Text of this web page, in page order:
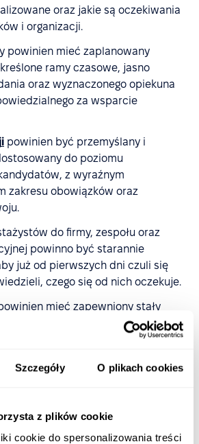
Szczegóły O plikach cookies
z plików cookie
cookie do spersonalizowania treści
oraz jakie są oczekiwania
i organizacji.
powinien mieć zaplanowany
ramy czasowe, jasno
oraz wyznaczonego opiekuna
za wsparcie
powinien być przemyślany i
do poziomu
z wyraźnym
zakresu obowiązków oraz
do firmy, zespołu oraz
powinno być starannie
już od pierwszych dni czuli się
czego się od nich oczekuje.
mieć zapewniony stały
który będzie wspierał jego
regularnej informacji zwrotnej oraz
doświadczenia, a nie